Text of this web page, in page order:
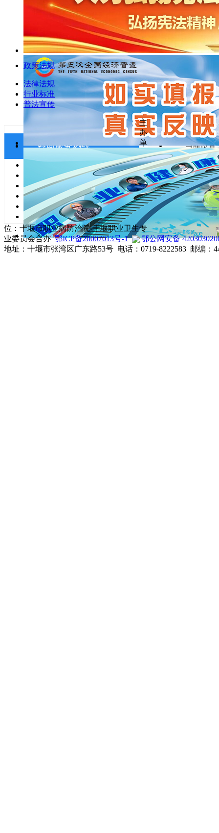
政策法规
法律法规
行业标准
普法宣传
咨询服务热线
投诉、举报：0719-8222513
体检联系：0719-8222655
职业卫生科：0719-8222593
健康监护科：0719-8222582
职业病门诊：0719-8222765
放射卫生科：0719-8222015
当前位置
关于发布《射
关于发布放射
职业健康检查
职业健康检查
放射事故管理
条记录
主
办
单
位：十堰市职业病防治院-十堰职业卫生专
业委员会合办鄂ICP备20007013号-1
鄂公网安备
地址：十堰市张湾区广东路53号 电话：0719-8222583 邮编：